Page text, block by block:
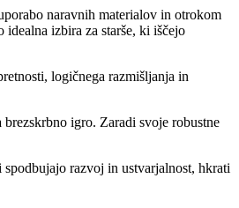
naravnih materialov in otrokom
izbira za starše, ki iščejo
logičnega razmišljanja in
igro. Zaradi svoje robustne
razvoj in ustvarjalnost, hkrati